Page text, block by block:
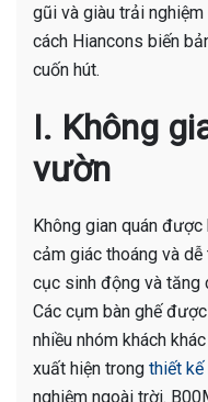
gũi và giàu trải nghiệm
cách Hiancons biến
cuốn hút.
I. Không
vườn
Không gian quán
cảm giác thoáng và
cục sinh động và tăng
Các cụm bàn ghế
nhiều nhóm khách
xuất hiện trong thiết
nghiệm ngoài trời.